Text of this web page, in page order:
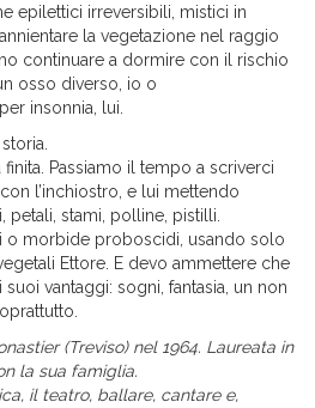
epilettici irreversibili, mistici in
la vegetazione nel raggio
continuare a dormire con il rischio
osso diverso, io o
insonnia, lui.
Passiamo il tempo a scriverci
l’inchiostro, e lui mettendo
petali, stami, polline, pistilli.
o morbide proboscidi, usando solo
Ettore. E devo ammettere che
suoi vantaggi: sogni, fantasia, un non
(Treviso) nel 1964. Laureata in
la sua famiglia.
il teatro, ballare, cantare e,